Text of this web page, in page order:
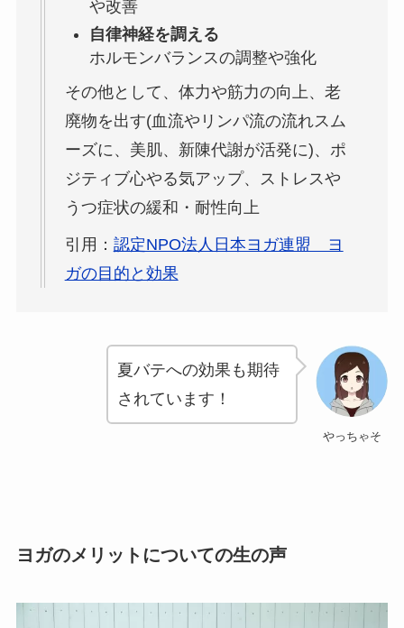
や改善
自律神経を調える
ホルモンバランスの調整や強化
その他として、体力や筋力の向上、老
廃物を出す(血流やリンパ流の流れスム
ーズに、美肌、新陳代謝が活発に)、ポ
ジティブ心やる気アップ、ストレスや
うつ症状の緩和・耐性向上
引用： 認定NPO法人日本ヨガ連盟 ヨ
ガの目的と効果
やっちゃそ
夏バテへの効果も期待
されています！
ヨガのメリットについての生の声